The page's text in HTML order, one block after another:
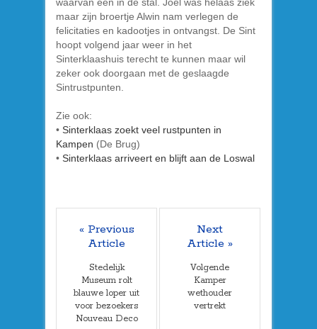
maar zijn broertje Alwin nam verlegen de
felicitaties en kadootjes in ontvangst. De Sint
hoopt volgend jaar weer in het
Sinterklaashuis terecht te kunnen maar wil
zeker ook doorgaan met de geslaagde
Sintrustpunten.
Zie ook:
• Sinterklaas zoekt veel rustpunten in
Kampen (De Brug)
• Sinterklaas arriveert en blijft aan de Loswal
« Previous
Article
Stedelijk
Museum rolt
blauwe loper uit
voor bezoekers
Nouveau Deco
Next
Article »
Volgende
Kamper
wethouder
vertrekt